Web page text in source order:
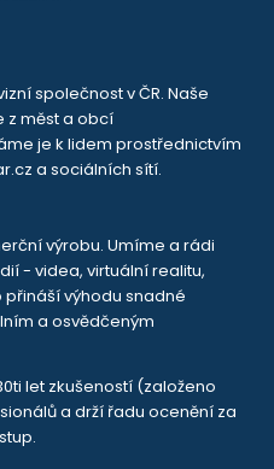
společnost v ČR. Naše
z měst a obcí
je k lidem prostřednictvím
a sociálních sítí.
výrobu. Umíme a rádi
- videa, virtuální realitu,
přináší výhodu snadné
a osvědčeným
let zkušeností (založeno
a drží řadu ocenění za